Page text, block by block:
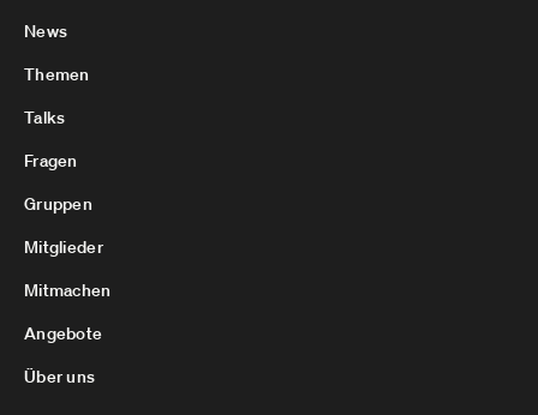
News
Themen
Talks
Fragen
Gruppen
Mitglieder
Mitmachen
Angebote
Über uns